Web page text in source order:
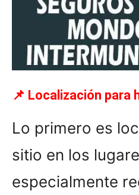
📌 Localización para
Lo primero es
sitio en los
especialmente